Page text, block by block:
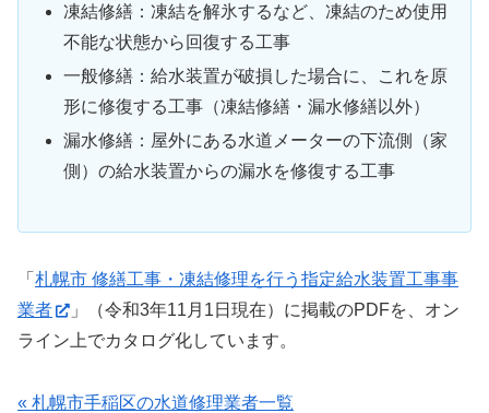
凍結修繕：凍結を解氷するなど、凍結のため使用
不能な状態から回復する工事
一般修繕：給水装置が破損した場合に、これを原
形に修復する工事（凍結修繕・漏水修繕以外）
漏水修繕：屋外にある水道メーターの下流側（家
側）の給水装置からの漏水を修復する工事
「 札幌市 修繕工事・凍結修理を行う指定給水装置工事事
業者
」（令和3年11月1日現在）に掲載のPDFを、オン
ライン上でカタログ化しています。
« 札幌市手稲区の水道修理業者一覧